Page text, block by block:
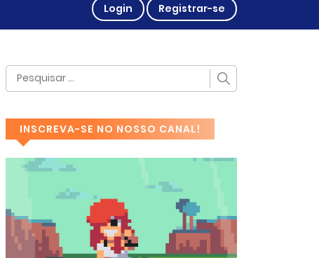
Login Registrar-se
INSCREVA-SE NO NOSSO CANAL!